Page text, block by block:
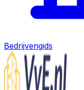
Bedrijvengids